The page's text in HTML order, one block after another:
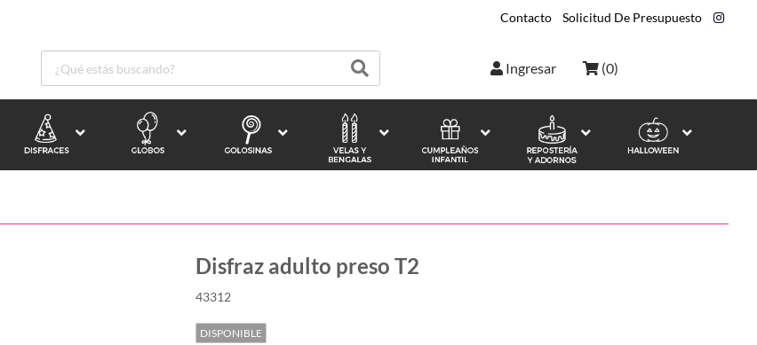
Contacto Solicitud De Presupuesto
Ingresar (0)
Disfraz adulto preso T2
43312
DISPONIBLE